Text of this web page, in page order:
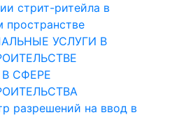
стрит-ритейла в
пространстве
УСЛУГИ В
СФЕРЕ
разрешений на ввод в